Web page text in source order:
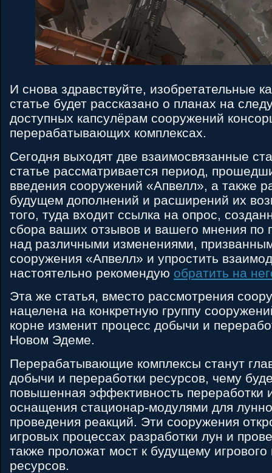
И снова здравствуйте, изобретательные
статье будет рассказано о планах на
доступных капсулёрам сооружений
перерабатывающих комплексах.
Сегодня выходят две взаимосвязанные
статье рассматривается период,
введения сооружений «Апвелл», а также
будущем дополнений и расширений их
того, туда входит ссылка на опрос,
сбора ваших отзывов и вашего мнения по
над различными изменениями,
сооружения «Апвелл» и упростить
настоятельно рекомендую обратить на
Эта же статья, вместо рассмотрения
нацелена на конкретную группу
корне изменит процесс добычи и
Новом Эдеме.
Перерабатывающие комплексы станут
добычи и переработки ресурсов, чему
повышенная эффективность переработки
оснащения стационар-модулями для
проведения реакций. Эти сооружения
игровых процессах разработки лун и
также проложат мост к будущему
ресурсов.